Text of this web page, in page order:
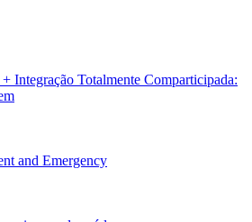
Integração Totalmente Comparticipada:
and Emergency